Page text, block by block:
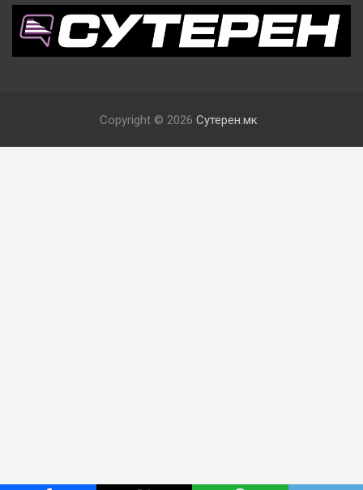
Copyright © 2026 Сутерен.мк